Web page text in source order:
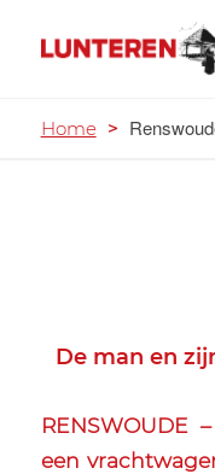
Home >
De man en
een